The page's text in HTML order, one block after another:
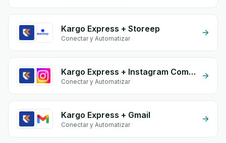
Kargo Express + Storeep
Conectar y Automatizar
Kargo Express + Instagram Comment
Conectar y Automatizar
Kargo Express + Gmail
Conectar y Automatizar